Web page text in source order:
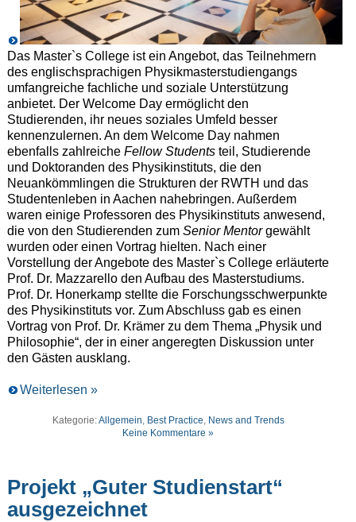
Das Master`s College ist ein Angebot, das Teilnehmern
des englischsprachigen Physikmasterstudiengangs
umfangreiche fachliche und soziale Unterstützung
anbietet. Der Welcome Day ermöglicht den
Studierenden, ihr neues soziales Umfeld besser
kennenzulernen. An dem Welcome Day nahmen
ebenfalls zahlreiche Fellow Studentsteil, Studierende
und Doktoranden des Physikinstituts, die den
Neuankömmlingen die Strukturen der RWTH und das
Studentenleben in Aachen nahebringen. Außerdem
waren einige Professoren des Physikinstituts anwesend,
die von den Studierenden zum Senior Mentorgewählt
wurden oder einen Vortrag hielten. Nach einer
Vorstellung der Angebote des Master`s College erläuterte
Prof. Dr. Mazzarello den Aufbau des Masterstudiums.
Prof. Dr. Honerkamp stellte die Forschungsschwerpunkte
des Physikinstituts vor. Zum Abschluss gab es einen
Vortrag von Prof. Dr. Krämer zu dem Thema „Physik und
Philosophie“, der in einer angeregten Diskussion unter
den Gästen ausklang.
Weiterlesen »
Kategorie:Allgemein, Best Practice, News and Trends
Keine Kommentare »
Projekt „Guter Studienstart“
ausgezeichnet